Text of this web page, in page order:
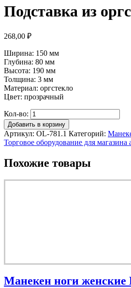
Подставка из
268,00 ₽
Ширина: 150 мм
Глубина: 80 мм
Высота: 190 мм
Толщина: 3 мм
Материал: оргстекло
Цвет: прозрачный
Кол-во:
Добавить в корзину
Артикул: OL-781.1 Категорий:
Торговое оборудование для магазина
Похожие товары
Манекен ноги женские